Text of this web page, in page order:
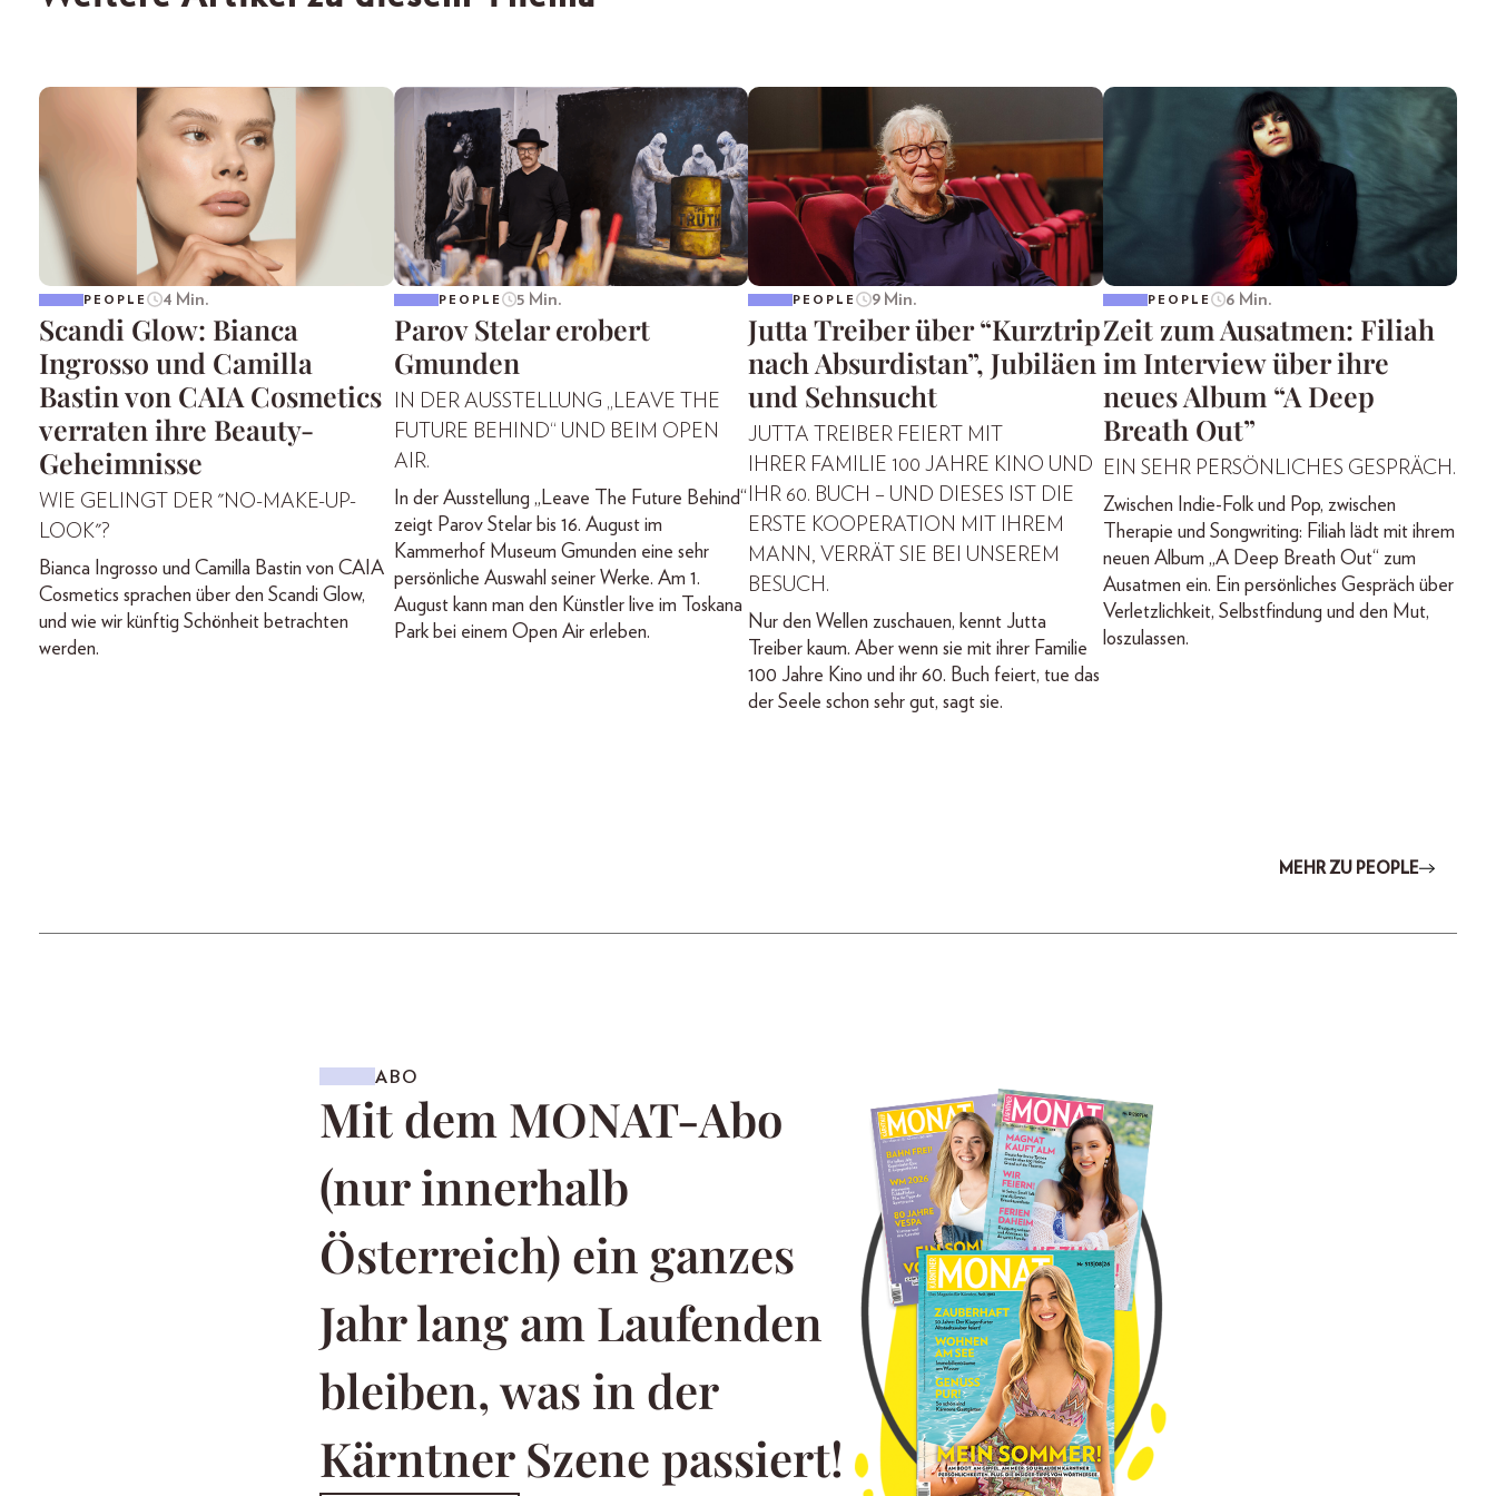
PEOPLE 4 Min.
Scandi Glow: Bianca
Ingrosso und Camilla
Bastin von CAIA Cosmetics
verraten ihre Beauty-
Geheimnisse
WIE GELINGT DER "NO-MAKE-UP-
LOOK"?
Bianca Ingrosso und Camilla Bastin von CAIA
Cosmetics sprachen über den Scandi Glow,
und wie wir künftig Schönheit betrachten
werden.
PEOPLE 5 Min.
Parov Stelar erobert
Gmunden
IN DER AUSSTELLUNG „LEAVE THE
FUTURE BEHIND“ UND BEIM OPEN
AIR.
In der Ausstellung „Leave The Future Behind“
zeigt Parov Stelar bis 16. August im
Kammerhof Museum Gmunden eine sehr
persönliche Auswahl seiner Werke. Am 1.
August kann man den Künstler live im Toskana
Park bei einem Open Air erleben.
PEOPLE 9 Min.
Jutta Treiber über “Kurztrip
nach Absurdistan”, Jubiläen
und Sehnsucht
JUTTA TREIBER FEIERT MIT
IHRER FAMILIE 100 JAHRE KINO UND
IHR 60. BUCH – UND DIESES IST DIE
ERSTE KOOPERATION MIT IHREM
MANN, VERRÄT SIE BEI UNSEREM
BESUCH.
Nur den Wellen zuschauen, kennt Jutta
Treiber kaum. Aber wenn sie mit ihrer Familie
100 Jahre Kino und ihr 60. Buch feiert, tue das
der Seele schon sehr gut, sagt sie.
PEOPLE 6 Min.
Zeit zum Ausatmen: Filiah
im Interview über ihre
neues Album “A Deep
Breath Out”
EIN SEHR PERSÖNLICHES GESPRÄCH.
Zwischen Indie-Folk und Pop, zwischen
Therapie und Songwriting: Filiah lädt mit ihrem
neuen Album „A Deep Breath Out“ zum
Ausatmen ein. Ein persönliches Gespräch über
Verletzlichkeit, Selbstfindung und den Mut,
loszulassen.
MEHR ZU PEOPLE
ABO
Mit dem MONAT-Abo
(nur innerhalb
Österreich) ein ganzes
Jahr lang am Laufenden
bleiben, was in der
Kärntner Szene passiert!